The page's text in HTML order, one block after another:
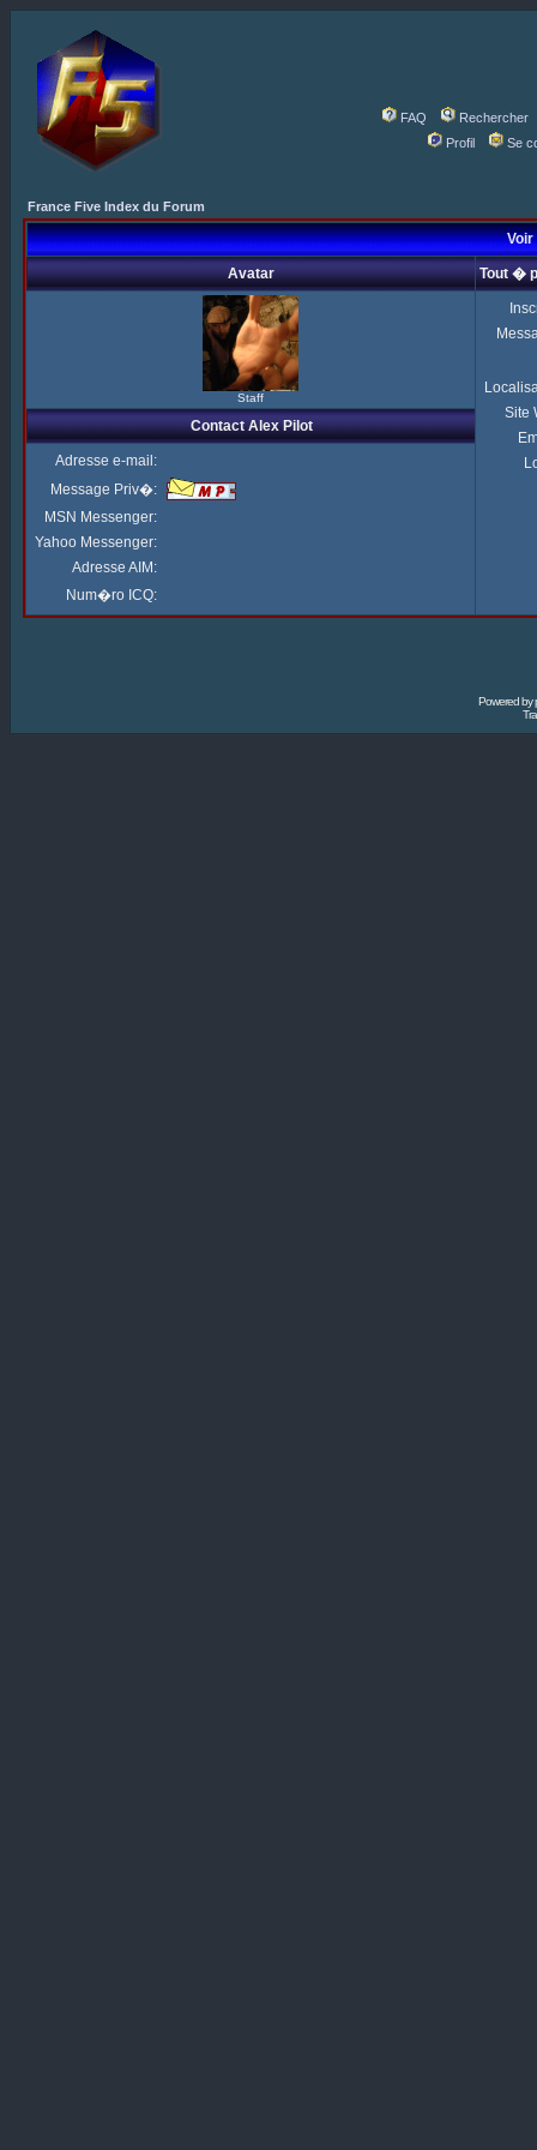
FAQ
Rechercher
Profil
Se
France Five Index du Forum
Voir
Avatar Tout �
Staff
Site
Contact Alex Pilot
Adresse e-mail:
Message Priv�:
MSN Messenger:
Yahoo Messenger:
Adresse AIM:
Num�ro ICQ:
Powered by